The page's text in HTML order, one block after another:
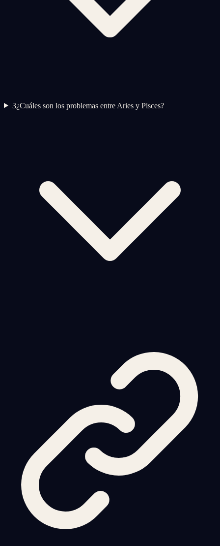
3¿Cuáles son los problemas entre Aries y Pisces?